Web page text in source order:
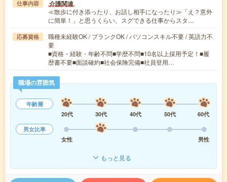
仕事内容 介護関連
≪散歩に付き添ったり、お話し相手になったり≫「え？意外
に簡単！」と思うくらい、スグできる仕事からスタ…
応募資格
職種未経験OK / ブランクOK / パソコンスキル不要 / 英語力不
要
■資格・経験・年齢不問■学歴不問■10名以上採用予定！■履
歴書不要■面談確約■社会保険完備■社員登用…
職場の雰囲気
年齢層
20代
30代 40代 50代
60代
男女比率
女性
男性
もっと見る